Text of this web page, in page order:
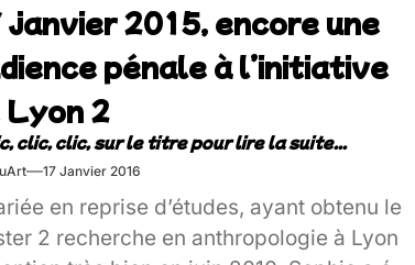
janvier 2015, encore une
pénale à l’initiative
Lyon 2
17 Janvier 2016
en reprise d’études, ayant obtenu le
2 recherche en anthropologie à Lyon